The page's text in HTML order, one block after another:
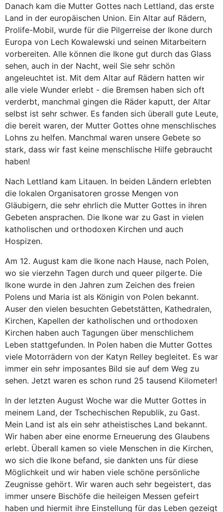
Danach kam die Mutter Gottes nach Lettland, das erste
Land in der europäischen Union. Ein Altar auf Rädern,
Prolife-Mobil, wurde für die Pilgerreise der Ikone durch
Europa von Lech Kowalewski und seinen Mitarbeitern
vorbereiten. Alle können die Ikone gut durch das Glass
sehen, auch in der Nacht, weil Sie sehr schön
angeleuchtet ist. Mit dem Altar auf Rädern hatten wir
alle viele Wunder erlebt - die Bremsen haben sich oft
verderbt, manchmal gingen die Räder kaputt, der Altar
selbst ist sehr schwer. Es fanden sich überall gute Leute,
die bereit waren, der Mutter Gottes ohne menschlisches
Lohns zu helfen. Manchmal waren unsere Gebete so
stark, dass wir fast keine menschlische Hilfe gebraucht
haben!
Nach Lettland kam Litauen. In beiden Ländern erlebten
die lokalen Organisatoren grosse Mengen von
Gläubigern, die sehr ehrlich die Mutter Gottes in ihren
Gebeten ansprachen. Die Ikone war zu Gast in vielen
katholischen und orthodoxen Kirchen und auch
Hospizen.
Am 12. August kam die Ikone nach Hause, nach Polen,
wo sie vierzehn Tagen durch und queer pilgerte. Die
Ikone wurde in den Jahren zum Zeichen des freien
Polens und Maria ist als Königin von Polen bekannt.
Auser den vielen besuchten Gebetstätten, Kathedralen,
Kirchen, Kapellen der katholischen und orthodoxen
Kirchen haben auch Tagungen über menschlichem
Leben stattgefunden. In Polen haben die Mutter Gottes
viele Motorrädern von der Katyn Relley begleitet. Es war
immer ein sehr imposantes Bild sie auf dem Weg zu
sehen. Jetzt waren es schon rund 25 tausend Kilometer!
In der letzten August Woche war die Mutter Gottes in
meinem Land, der Tschechischen Republik, zu Gast.
Mein Land ist als ein sehr atheistisches Land bekannt.
Wir haben aber eine enorme Erneuerung des Glaubens
erlebt. Überall kamen so viele Menschen in die Kirchen,
wo sich die Ikone befand, sie dankten uns für diese
Möglichkeit und wir haben viele schöne persönliche
Zeugnisse gehört. Wir waren auch sehr begeistert, das
immer unsere Bischöfe die heileigen Messen gefeirt
haben und hiermit ihre Einstellung für das Leben gezeigt